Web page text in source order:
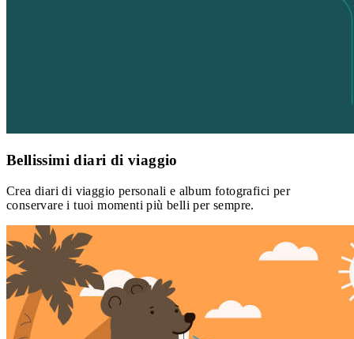
Bellissimi diari di viaggio
Crea diari di viaggio personali e album fotografici per
conservare i tuoi momenti più belli per sempre.